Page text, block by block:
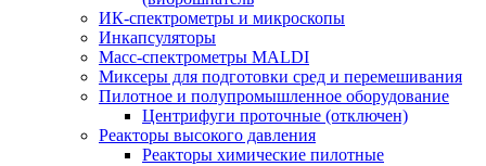
ИК-спектрометры и микроскопы
Инкапсуляторы
Масс-спектрометры MALDI
Миксеры для подготовки сред и перемешивания
Пилотное и полупромышленное оборудование
Центрифуги проточные (отключен)
Реакторы высокого давления
Реакторы химические пилотные